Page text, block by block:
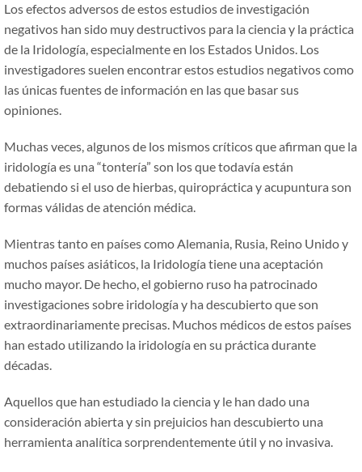
Los efectos adversos de estos estudios de investigación
negativos han sido muy destructivos para la ciencia y la práctica
de la Iridología, especialmente en los Estados Unidos. Los
investigadores suelen encontrar estos estudios negativos como
las únicas fuentes de información en las que basar sus
opiniones.
Muchas veces, algunos de los mismos críticos que afirman que la
iridología es una “tontería” son los que todavía están
debatiendo si el uso de hierbas, quiropráctica y acupuntura son
formas válidas de atención médica.
Mientras tanto en países como Alemania, Rusia, Reino Unido y
muchos países asiáticos, la Iridología tiene una aceptación
mucho mayor. De hecho, el gobierno ruso ha patrocinado
investigaciones sobre iridología y ha descubierto que son
extraordinariamente precisas. Muchos médicos de estos países
han estado utilizando la iridología en su práctica durante
décadas.
Aquellos que han estudiado la ciencia y le han dado una
consideración abierta y sin prejuicios han descubierto una
herramienta analítica sorprendentemente útil y no invasiva.